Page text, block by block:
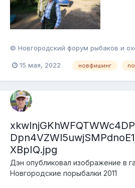
© Новгородский форум рыбаков и
15 мая, 2022 новфишинг
XBpIQ.jpg
Дэн опубликовал изображение в
Новгородские порыбалки 2011